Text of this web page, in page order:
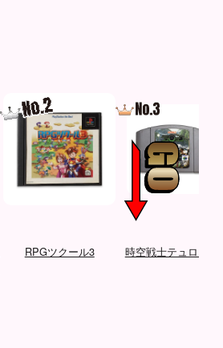
RPGツクール3 時空戦士テュロック